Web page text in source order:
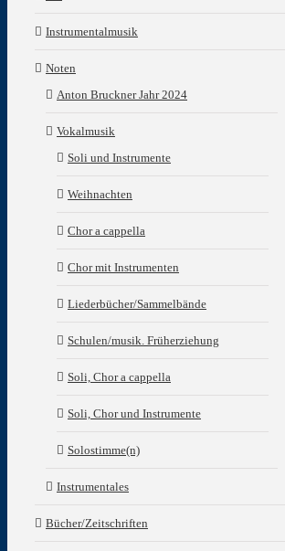
Instrumentalmusik
Noten
Anton Bruckner Jahr 2024
Vokalmusik
Soli und Instrumente
Weihnachten
Chor a cappella
Chor mit Instrumenten
Liederbücher/Sammelbände
Schulen/musik. Früherziehung
Soli, Chor a cappella
Soli, Chor und Instrumente
Solostimme(n)
Instrumentales
Bücher/Zeitschriften